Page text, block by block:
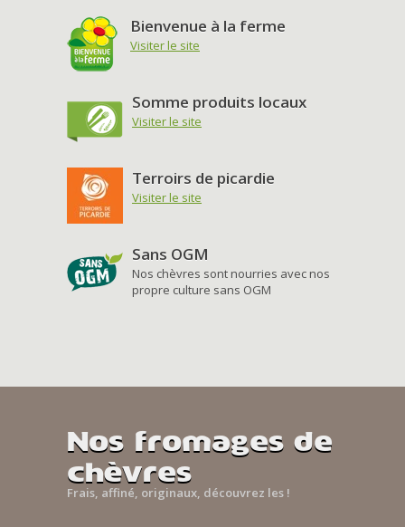
Bienvenue à la ferme
Visiter le site
Somme produits locaux
Visiter le site
Terroirs de picardie
Visiter le site
Sans OGM
Nos chèvres sont nourries avec nos
propre culture sans OGM
Nos fromages de
chèvres
Frais, affiné, originaux, découvrez les !